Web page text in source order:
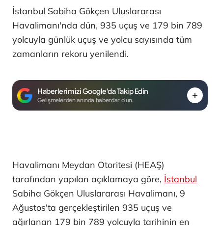
İstanbul Sabiha Gökçen Uluslararası
Havalimanı'nda dün, 935 uçuş ve 179 bin 789
yolcuyla günlük uçuş ve yolcu sayısında tüm
zamanların rekoru yenilendi.
Haberlerimizi Google'da Takip Edin
Gelişmelerden anında haberdar olun.
Havalimanı Meydan Otoritesi (HEAŞ)
tarafından yapılan açıklamaya göre, İstanbul
Sabiha Gökçen Uluslararası Havalimanı, 9
Ağustos'ta gerçekleştirilen 935 uçuş ve
ağırlanan 179 bin 789 yolcuyla tarihinin en